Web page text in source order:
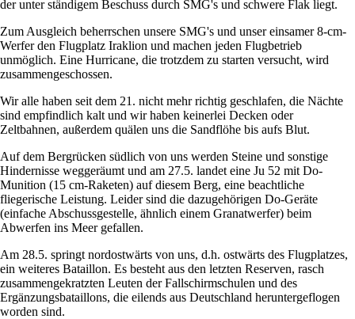
der unter ständigem Beschuss durch SMG's und schwere Flak liegt.
Zum Ausgleich beherrschen unsere SMG's und unser einsamer 8-cm-
Werfer den Flugplatz Iraklion und machen jeden Flugbetrieb
unmöglich. Eine Hurricane, die trotzdem zu starten versucht, wird
zusammengeschossen.
Wir alle haben seit dem 21. nicht mehr richtig geschlafen, die Nächte
sind empfindlich kalt und wir haben keinerlei Decken oder
Zeltbahnen, außerdem quälen uns die Sandflöhe bis aufs Blut.
Auf dem Bergrücken südlich von uns werden Steine und sonstige
Hindernisse weggeräumt und am 27.5. landet eine Ju 52 mit Do-
Munition (15 cm-Raketen) auf diesem Berg, eine beachtliche
fliegerische Leistung. Leider sind die dazugehörigen Do-Geräte
(einfache Abschussgestelle, ähnlich einem Granatwerfer) beim
Abwerfen ins Meer gefallen.
Am 28.5. springt nordostwärts von uns, d.h. ostwärts des Flugplatzes,
ein weiteres Bataillon. Es besteht aus den letzten Reserven, rasch
zusammengekratzten Leuten der Fallschirmschulen und des
Ergänzungsbataillons, die eilends aus Deutschland heruntergeflogen
worden sind.